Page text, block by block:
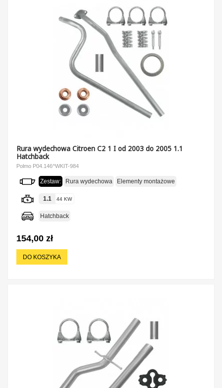
Rura wydechowa Citroen C2 1 I od 2003 do 2005 1.1
Hatchback
Polmo P04.146^WKIT-984
Zestaw: Rura wydechowa Elementy montażowe
1.1 44 KW
Hatchback
154,00 zł
DO KOSZYKA